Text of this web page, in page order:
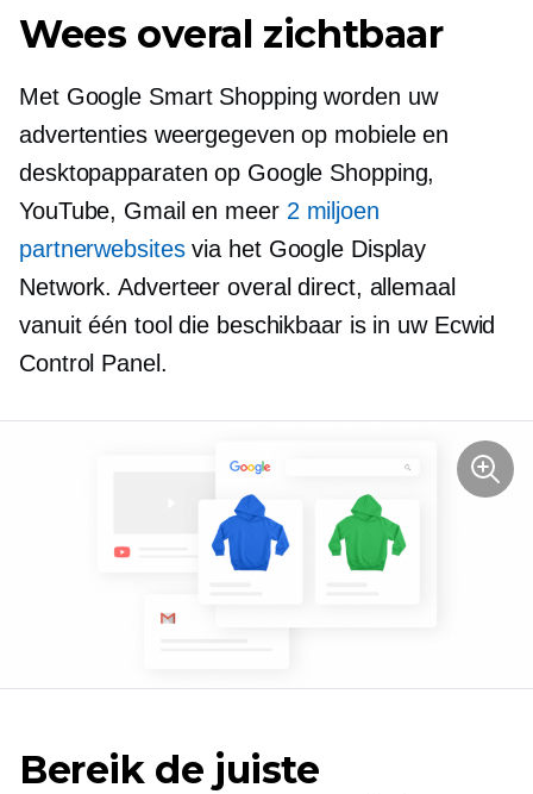
Wees overal zichtbaar
Met Google Smart Shopping worden uw
advertenties weergegeven op mobiele en
desktopapparaten op Google Shopping,
YouTube, Gmail en meer 2 miljoen
partnerwebsitesvia het Google Display
Network. Adverteer overal direct, allemaal
vanuit één tool die beschikbaar is in uw Ecwid
Control Panel.
Bereik de juiste